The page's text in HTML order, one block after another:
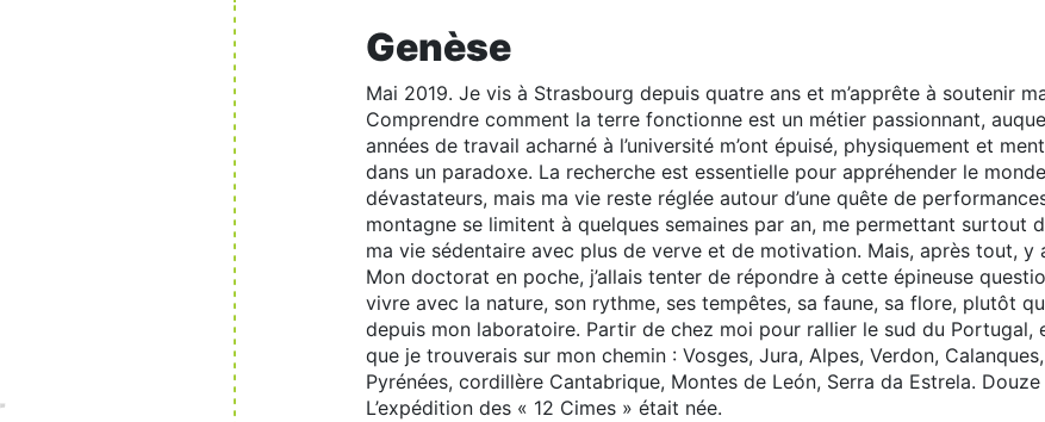
Genèse
Mai 2019. Je vis à Strasbourg depuis quatre ans et m’apprête à soutenir
Comprendre comment la terre fonctionne est un métier passionnant,
années de travail acharné à l’université m’ont épuisé, physiquement et
dans un paradoxe. La recherche est essentielle pour appréhender le
dévastateurs, mais ma vie reste réglée autour d’une quête de
montagne se limitent à quelques semaines par an, me permettant surtout
ma vie sédentaire avec plus de verve et de motivation. Mais, après tout, y
Mon doctorat en poche, j’allais tenter de répondre à cette épineuse
vivre avec la nature, son rythme, ses tempêtes, sa faune, sa flore, plutôt
depuis mon laboratoire. Partir de chez moi pour rallier le sud du Portugal,
que je trouverais sur mon chemin : Vosges, Jura, Alpes, Verdon,
Pyrénées, cordillère Cantabrique, Montes de León, Serra da Estrela.
L’expédition des « 12 Cimes » était née.